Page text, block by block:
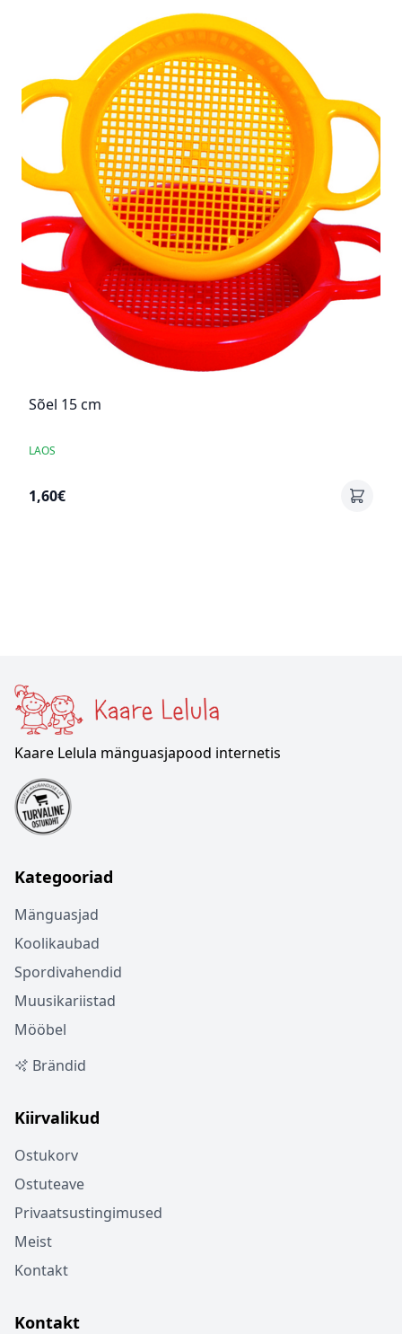
Sõel 15 cm
LAOS
1,60€
Kaare Lelula mänguasjapood internetis
Kategooriad
Mänguasjad
Koolikaubad
Spordivahendid
Muusikariistad
Mööbel
Brändid
Kiirvalikud
Ostukorv
Ostuteave
Privaatsustingimused
Meist
Kontakt
Kontakt